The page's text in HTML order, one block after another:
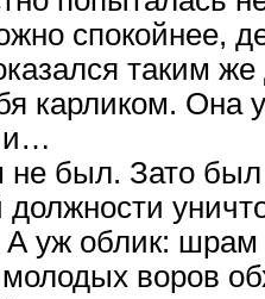
спокойнее,
таким
карликом. Она
и…
не был. Зато
А уж облик:
воров